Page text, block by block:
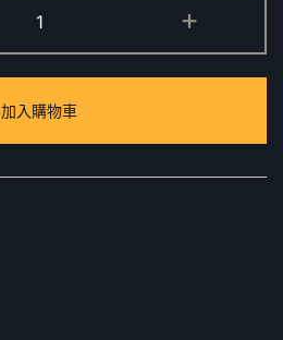
臉
盆
全
扶
手
+
加入購物車